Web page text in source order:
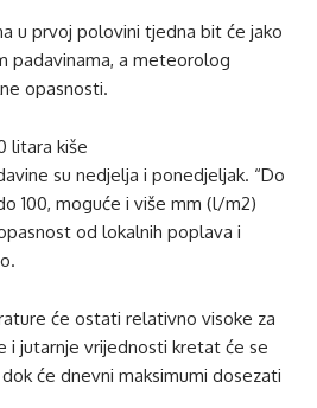
u prvoj polovini tjedna bit će jako
padavinama, a meteorolog
opasnosti.
litara kiše
su nedjelja i ponedjeljak. “Do
100, moguće i više mm (l/m2)
od lokalnih poplava i
će ostati relativno visoke za
i jutarnje vrijednosti kretat će se
će dnevni maksimumi dosezati